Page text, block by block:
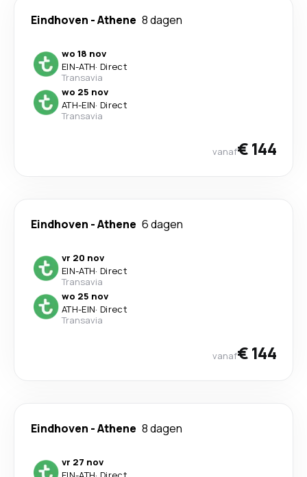
Eindhoven -Athene 8 dagen
wo 18 nov
EIN-ATH· Direct
Transavia
wo 25 nov
ATH-EIN· Direct
Transavia
vanaf€ 144
Eindhoven -Athene 6 dagen
vr 20 nov
EIN-ATH· Direct
Transavia
wo 25 nov
ATH-EIN· Direct
Transavia
vanaf€ 144
Eindhoven -Athene 8 dagen
vr 27 nov